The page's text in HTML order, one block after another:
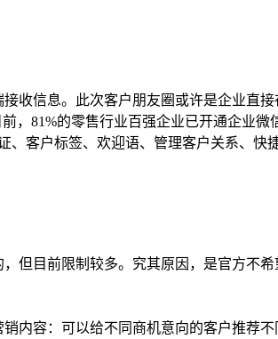
收信息。此次客户朋友圈或许是企业直
81%的零售行业百强企业已开通企业微
户标签、欢迎语、管理客户关系、快
目前限制较多。究其原因，是官方不
容：可以给不同商机意向的客户推荐不